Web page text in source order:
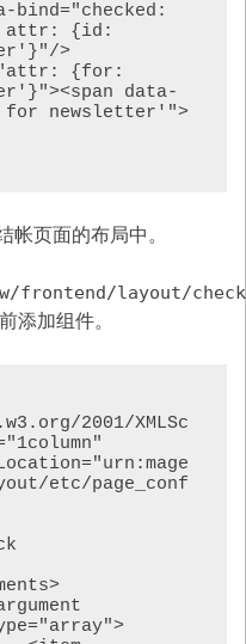
bind="checked:
attr: {id:
>
data-
for newsletter'">
帐页面的布局中。
frontend/layout/
添加组件。
2001/XMLSc
etc/page_conf